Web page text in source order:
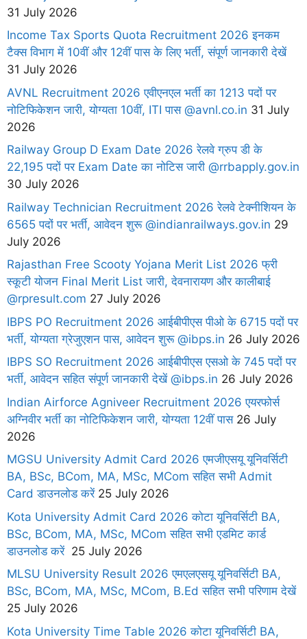
31 July 2026
Income Tax Sports Quota Recruitment 2026 इनकम
टैक्स विभाग में 10वीं और 12वीं पास के लिए भर्ती, संपूर्ण जानकारी देखें
31 July 2026
AVNL Recruitment 2026 एवीएनएल भर्ती का 1213 पदों पर
नोटिफिकेशन जारी, योग्यता 10वीं, ITI पास @avnl.co.in 31 July
2026
Railway Group D Exam Date 2026 रेलवे ग्रुप डी के
22,195 पदों पर Exam Date का नोटिस जारी @rrbapply.gov.in
30 July 2026
Railway Technician Recruitment 2026 रेलवे टेक्नीशियन के
6565 पदों पर भर्ती, आवेदन शुरू @indianrailways.gov.in 29
July 2026
Rajasthan Free Scooty Yojana Merit List 2026 फ्री
स्कूटी योजन Final Merit List जारी, देवनारायण और कालीबाई
@rpresult.com 27 July 2026
IBPS PO Recruitment 2026 आईबीपीएस पीओ के 6715 पदों पर
भर्ती, योग्यता ग्रेजुएशन पास, आवेदन शुरू @ibps.in 26 July 2026
IBPS SO Recruitment 2026 आईबीपीएस एसओ के 745 पदों पर
भर्ती, आवेदन सहित संपूर्ण जानकारी देखें @ibps.in 26 July 2026
Indian Airforce Agniveer Recruitment 2026 एयरफोर्स
अग्निवीर भर्ती का नोटिफिकेशन जारी, योग्यता 12वीं पास26 July
2026
MGSU University Admit Card 2026 एमजीएसयू यूनिवर्सिटी
BA, BSc, BCom, MA, MSc, MCom सहित सभी Admit
Card डाउनलोड करें25 July 2026
Kota University Admit Card 2026 कोटा यूनिवर्सिटी BA,
BSc, BCom, MA, MSc, MCom सहित सभी एडमिट कार्ड
डाउनलोड करें 25 July 2026
MLSU University Result 2026 एमएलएसयू यूनिवर्सिटी BA,
BSc, BCom, MA, MSc, MCom, B.Ed सहित सभी परिणाम देखें
25 July 2026
Kota University Time Table 2026 कोटा यूनिवर्सिटी BA,